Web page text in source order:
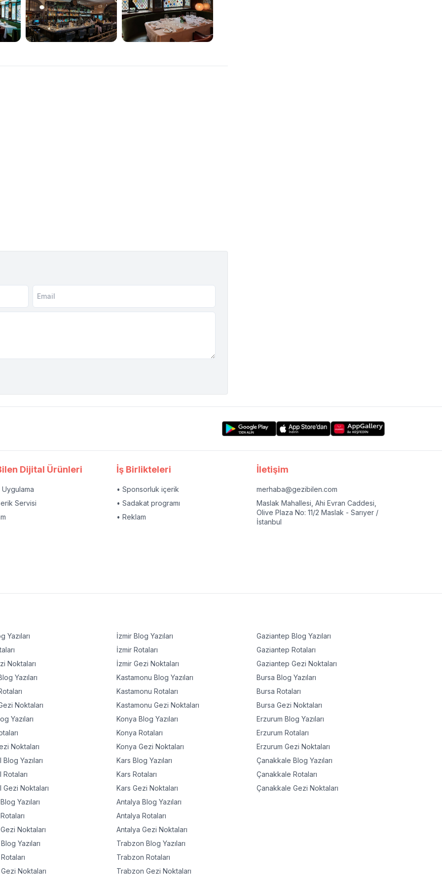
Dijital Ürünleri
Servisi
İş Birlikteleri
• Sponsorluk içerik
• Sadakat programı
• Reklam
İletişim
merhaba@gezibilen.com
Maslak Mahallesi, Ahi Evran Caddesi,
Olive Plaza No: 11/2 Maslak - Sarıyer /
İstanbul
Yazıları
Noktaları
Yazıları
Noktaları
Yazıları
Noktaları
Blog Yazıları
Rotaları
Gezi Noktaları
Yazıları
Noktaları
Yazıları
Noktaları
İzmir Blog Yazıları
İzmir Rotaları
İzmir Gezi Noktaları
Kastamonu Blog Yazıları
Kastamonu Rotaları
Kastamonu Gezi Noktaları
Konya Blog Yazıları
Konya Rotaları
Konya Gezi Noktaları
Kars Blog Yazıları
Kars Rotaları
Kars Gezi Noktaları
Antalya Blog Yazıları
Antalya Rotaları
Antalya Gezi Noktaları
Trabzon Blog Yazıları
Trabzon Rotaları
Trabzon Gezi Noktaları
Gaziantep Blog Yazıları
Gaziantep Rotaları
Gaziantep Gezi Noktaları
Bursa Blog Yazıları
Bursa Rotaları
Bursa Gezi Noktaları
Erzurum Blog Yazıları
Erzurum Rotaları
Erzurum Gezi Noktaları
Çanakkale Blog Yazıları
Çanakkale Rotaları
Çanakkale Gezi Noktaları